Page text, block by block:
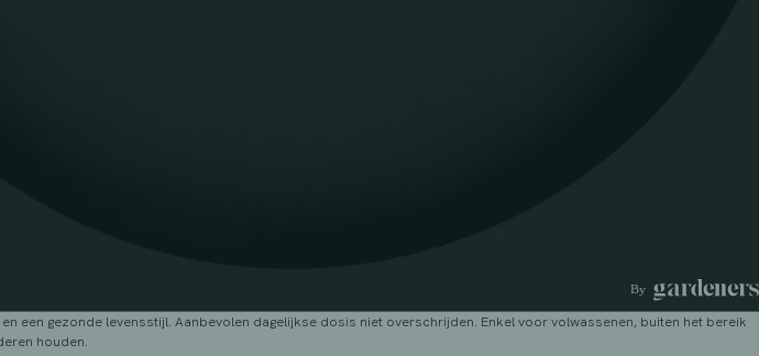
een gezonde levensstijl. Aanbevolen dagelijkse dosis niet overschrijden. Enkel voor volwassenen, buiten het bereik
houden.